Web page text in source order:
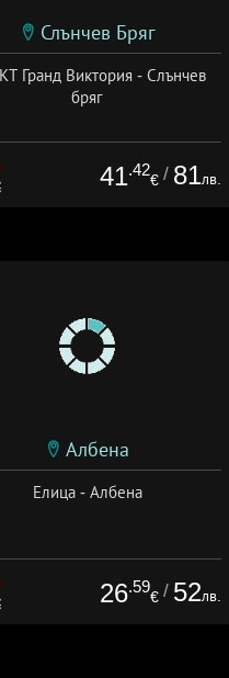
Слънчев Бряг
Гранд Виктория - Слънчев
бряг
41.42
€ / 81лв.
Албена
Елица - Албена
26.59
€ / 52лв.